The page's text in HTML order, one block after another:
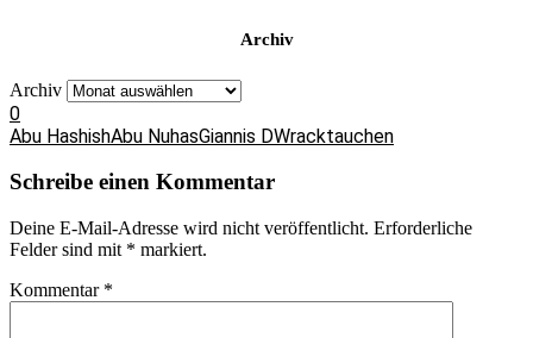
Archiv
Archiv
0
Abu HashishAbu NuhasGiannis DWracktauchen
Schreibe einen Kommentar
Deine E-Mail-Adresse wird nicht veröffentlicht. Erforderliche
Felder sind mit * markiert.
Kommentar *